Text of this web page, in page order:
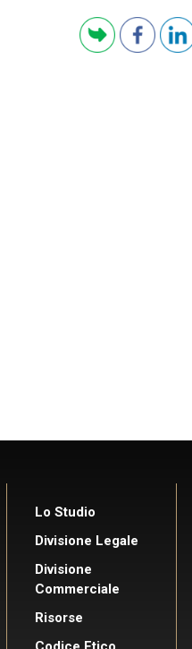
Lo Studio
Divisione Legale
Divisione
Commerciale
Risorse